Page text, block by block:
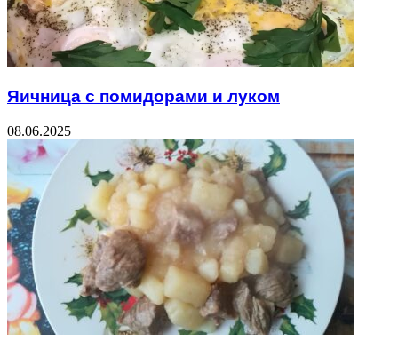
Яичница с помидорами и луком
08.06.2025